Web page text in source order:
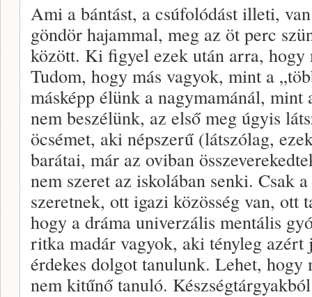
Ami a bántást, a csúfolódást illeti,
göndör hajammal, meg az öt perc
között. Ki figyel ezek után arra, hogy
Tudom, hogy más vagyok, mint a
másképp élünk a nagymamánál,
nem beszélünk, az első meg úgyis
öcsémet, aki népszerű (látszólag,
barátai, már az oviban
nem szeret az iskolában senki. Csak
szeretnek, ott igazi közösség van, ott
hogy a dráma univerzális mentális
ritka madár vagyok, aki tényleg azért
érdekes dolgot tanulunk. Lehet, hogy
nem kitűnő tanuló.